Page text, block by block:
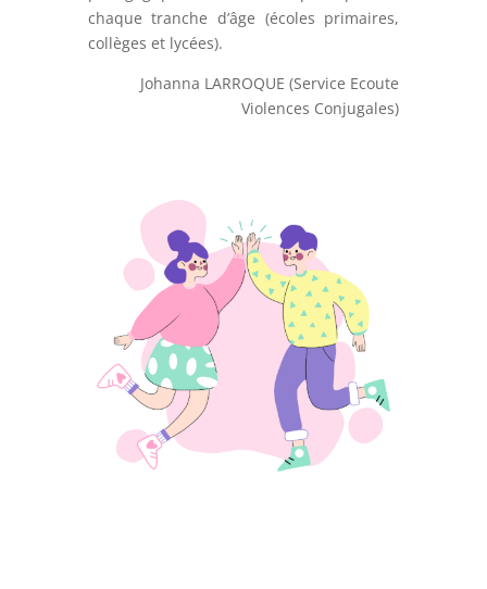
chaque tranche d’âge (écoles primaires,
collèges et lycées).
Johanna LARROQUE (Service Ecoute
Violences Conjugales)